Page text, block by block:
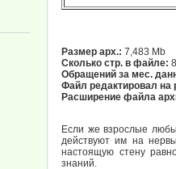
Размер арх.: 7,483 Mb
Сколько стр. в файле:
Обращений за мес.
Файл редактировал на
Расширение файла
Если же взрослые
действуют им на
настоящую стену
знаний.